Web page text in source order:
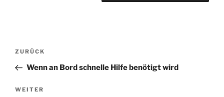
Beitragsnavigation
Vorheriger
Beitrag
ZURÜCK
Wenn an Bord schnelle Hilfe benötigt wird
Nächster
WEITER